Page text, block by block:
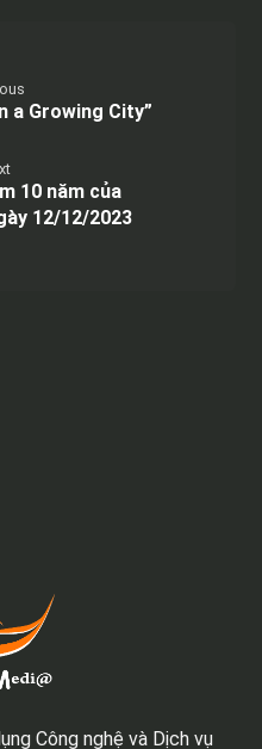
a Growing City”
10 năm của
12/12/2023
Công nghệ và Dịch vụ